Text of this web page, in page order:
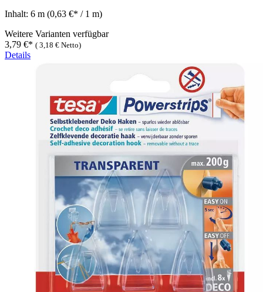
Inhalt: 6 m (0,63 €* / 1 m)
Weitere Varianten verfügbar
3,79 €* ( 3,18 € Netto)
Details